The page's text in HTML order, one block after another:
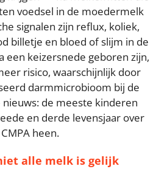
voedsel in de moedermelk
signalen zijn reflux, koliek,
billetje en bloed of slijm in de
een keizersnede geboren zijn,
risico, waarschijnlijk door
darmmicrobioom bij de
de meeste kinderen
en derde levensjaar over
heen.
alle melk is gelijk